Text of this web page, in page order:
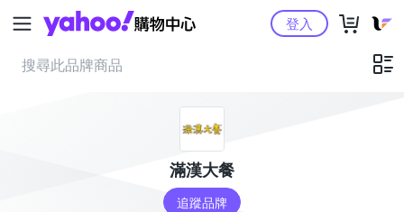
Yahoo購物中心登入
滿漢大餐
追蹤品牌